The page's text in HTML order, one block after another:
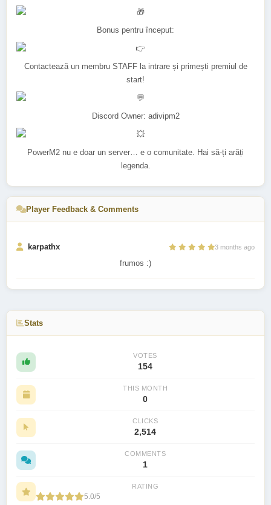
Bonus pentru început:
Contactează un membru STAFF la intrare și primești premiul de
start!
Discord Owner: adivipm2
PowerM2 nu e doar un server… e o comunitate. Hai să-ți arăți
legenda.
Player Feedback & Comments
karpathx 3 months ago
frumos :)
Stats
VOTES
154
THIS MONTH
0
CLICKS
2,514
COMMENTS
1
RATING
5.0/5